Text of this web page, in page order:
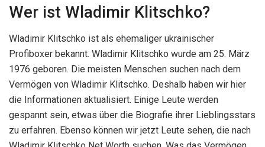
Wer ist Wladimir Klitschko?
Wladimir Klitschko ist als ehemaliger ukrainischer
Profiboxer bekannt. Wladimir Klitschko wurde am 25. März
1976 geboren. Die meisten Menschen suchen nach dem
Vermögen von Wladimir Klitschko. Deshalb haben wir hier
die Informationen aktualisiert. Einige Leute werden
gespannt sein, etwas über die Biografie ihrer Lieblingsstars
zu erfahren. Ebenso können wir jetzt Leute sehen, die nach